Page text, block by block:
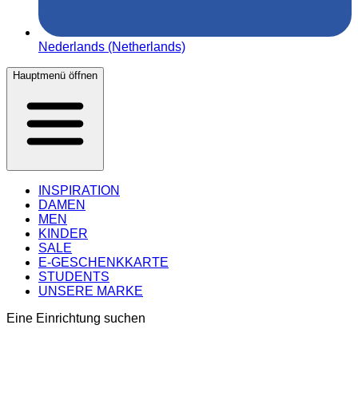
Nederlands (Netherlands)
Hauptmenü öffnen
INSPIRATION
DAMEN
MEN
KINDER
SALE
E-GESCHENKKARTE
STUDENTS
UNSERE MARKE
Eine Einrichtung suchen